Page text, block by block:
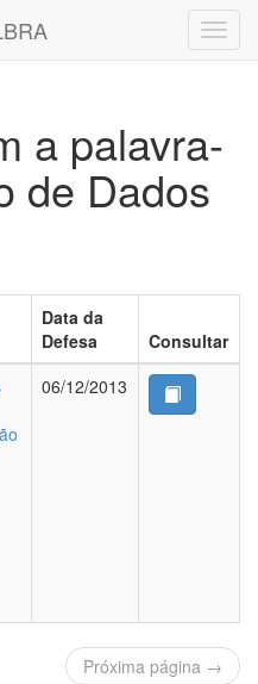
a palavra-
de Dados
Data da
Defesa
Consultar
06/12/2013
Próxima página →